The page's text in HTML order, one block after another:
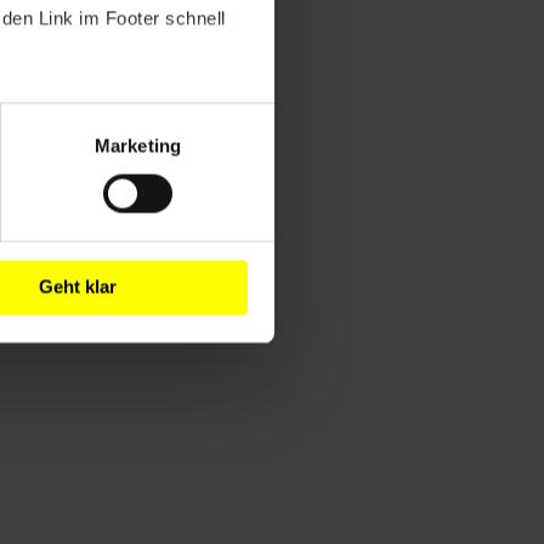
Link im Footer schnell
Marketing
Geht klar